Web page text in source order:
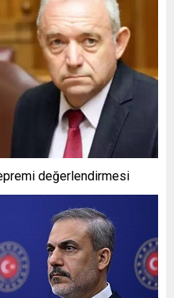
değerlendirmesi